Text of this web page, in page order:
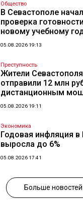
Общество
В Севастополе
проверка
новому учебному
05.08.2026 19:13
Преступность
Жители Севастополя
отправили 12 млн
дистанционным
05.08.2026 19:11
Экономика
Годовая инфляция в
выросла до 6%
05.08.2026 17:41
Больше новостей